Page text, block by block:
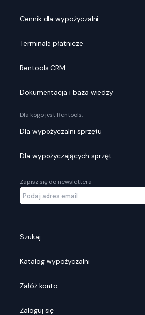
Cennik dla wypożyczalni
Terminale płatnicze
Rentools CRM
Dokumentacja i baza wiedzy
Dla kogo jest Rentools:
Dla wypożyczalni sprzętu
Dla wypożyczających sprzęt
Zapisz się do newslettera
Szukaj
Katalog wypożyczalni
Załóż konto
Zaloguj się